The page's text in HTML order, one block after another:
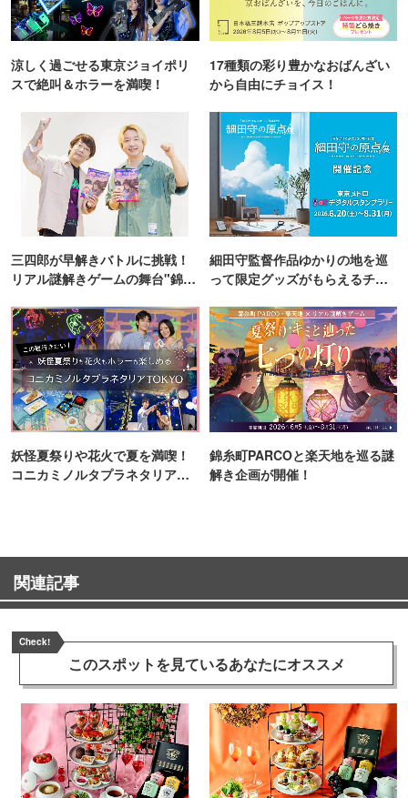
涼しく過ごせる東京ジョイポリ
スで絶叫＆ホラーを満喫！
17種類の彩り豊かなおばんざい
から自由にチョイス！
三四郎が早解きバトルに挑戦！
リアル謎解きゲームの舞台"錦糸
細田守監督作品ゆかりの地を巡
って限定グッズがもらえるチャ
妖怪夏祭りや花火で夏を満喫！
コニカミノルタプラネタリア
錦糸町PARCOと楽天地を巡る謎
解き企画が開催！
関連記事
Check!
このスポットを見ているあなたにオススメ